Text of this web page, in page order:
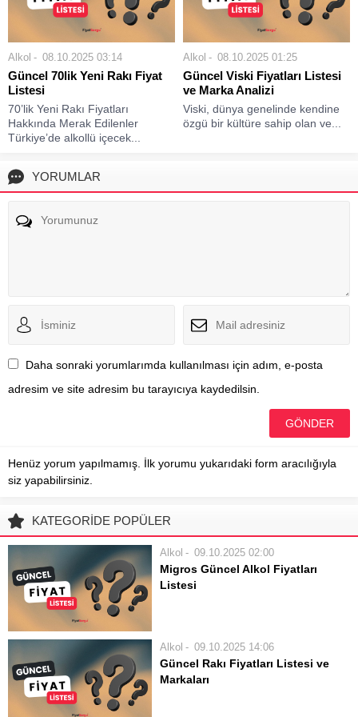
Alkol 08.10.2025 03:14
Güncel 70lik Yeni Rakı Fiyat
Listesi
70’lik Yeni Rakı Fiyatları
Hakkında Merak Edilenler
Türkiye’de alkollü içecek...
Alkol 08.10.2025 01:25
Güncel Viski Fiyatları Listesi
ve Marka Analizi
Viski, dünya genelinde kendine
özgü bir kültüre sahip olan ve...
YORUMLAR
Daha sonraki yorumlarımda kullanılması için adım, e-posta
adresim ve site adresim bu tarayıcıya kaydedilsin.
Henüz yorum yapılmamış. İlk yorumu yukarıdaki form aracılığıyla
siz yapabilirsiniz.
KATEGORİDE POPÜLER
Alkol 09.10.2025 02:00
Migros Güncel Alkol Fiyatları
Listesi
ürün yelpazesi ve ulaşılabilirliği ile
öne çıkmaktadır. Tüketiciler, bira,
şarap, rakı, viski ve diğer alkollü
Alkol 09.10.2025 14:06
Güncel Rakı Fiyatları Listesi ve
Markaları